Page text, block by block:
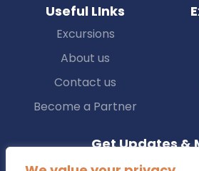
Useful LInks
Excursions
About us
Contact us
Become a Partner
Get Updates &